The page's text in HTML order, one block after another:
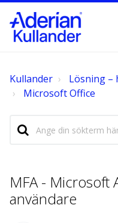
Kullander Lösning –
Microsoft Office
MFA - Microsoft
användare